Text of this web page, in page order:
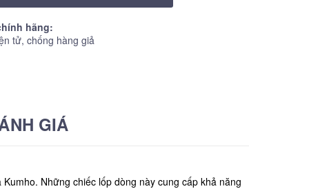
hãng:
tử, chống hàng giả
GIÁ
Những chiếc lốp dòng này cung cấp khả năng